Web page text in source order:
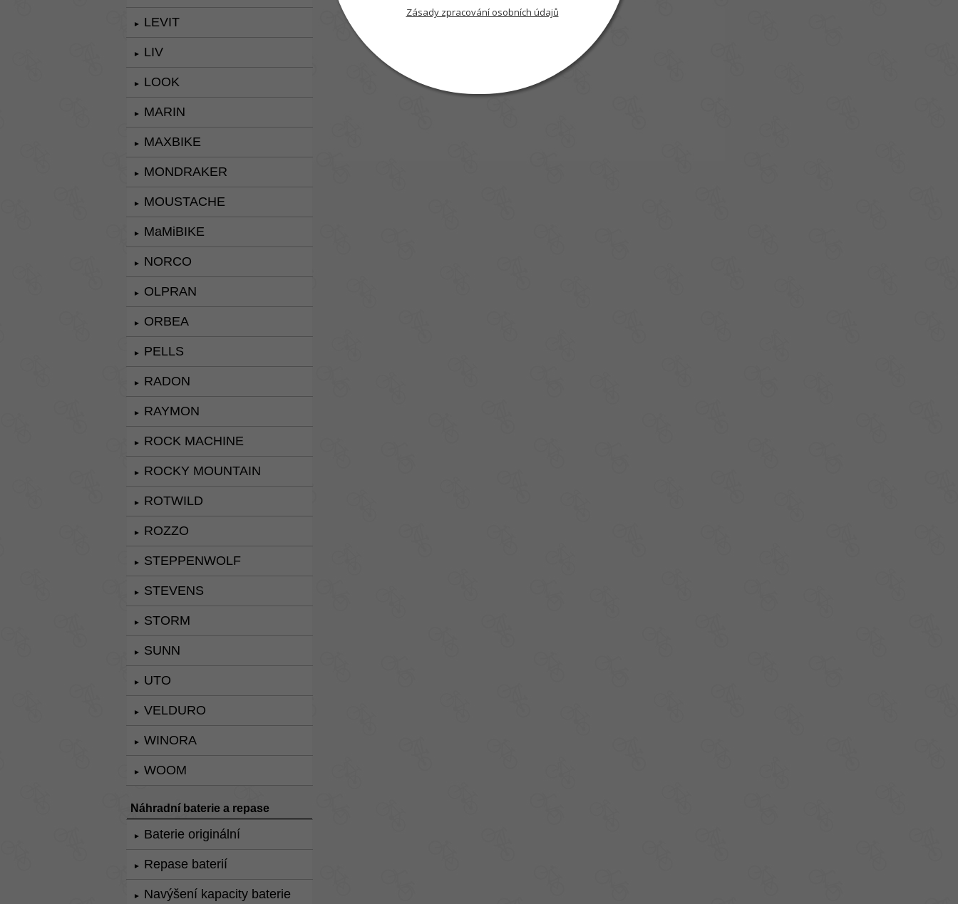
► LEVIT
► LIV
► LOOK
► MARIN
► MAXBIKE
► MONDRAKER
► MOUSTACHE
► MaMiBIKE
► NORCO
► OLPRAN
► ORBEA
► PELLS
► RADON
► RAYMON
► ROCK MACHINE
► ROCKY MOUNTAIN
► ROTWILD
► ROZZO
► STEPPENWOLF
► STEVENS
► STORM
► SUNN
► UTO
► VELDURO
► WINORA
► WOOM
Náhradní baterie a repase
► Baterie originální
► Repase baterií
► Navýšení kapacity baterie
Zásady zpracování osobních údajů